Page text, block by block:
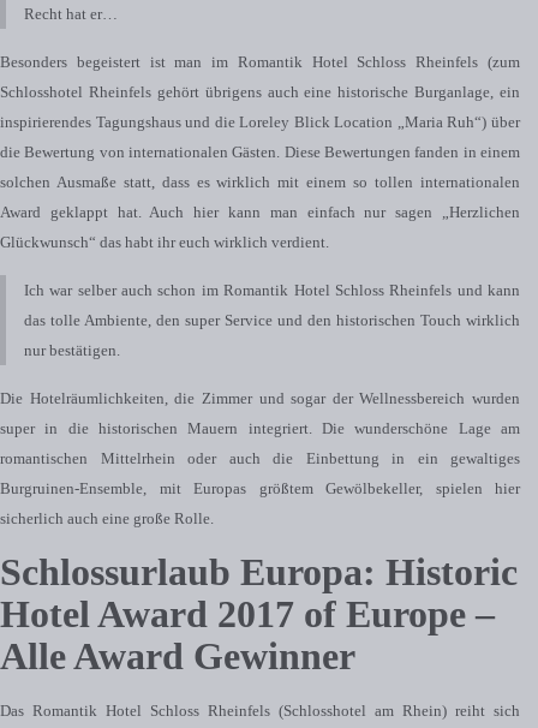
Recht hat er…
Besonders begeistert ist man im Romantik Hotel Schloss Rheinfels (zum
Schlosshotel Rheinfels gehört übrigens auch eine historische Burganlage, ein
inspirierendes Tagungshaus und die Loreley Blick Location „Maria Ruh“) über
die Bewertung von internationalen Gästen. Diese Bewertungen fanden in einem
solchen Ausmaße statt, dass es wirklich mit einem so tollen internationalen
Award geklappt hat. Auch hier kann man einfach nur sagen „Herzlichen
Glückwunsch“ das habt ihr euch wirklich verdient.
Ich war selber auch schon im Romantik Hotel Schloss Rheinfels und kann
das tolle Ambiente, den super Service und den historischen Touch wirklich
nur bestätigen.
Die Hotelräumlichkeiten, die Zimmer und sogar der Wellnessbereich wurden
super in die historischen Mauern integriert. Die wunderschöne Lage am
romantischen Mittelrhein oder auch die Einbettung in ein gewaltiges
Burgruinen-Ensemble, mit Europas größtem Gewölbekeller, spielen hier
sicherlich auch eine große Rolle.
Schlossurlaub Europa: Historic
Hotel Award 2017 of Europe –
Alle Award Gewinner
Das Romantik Hotel Schloss Rheinfels (Schlosshotel am Rhein) reiht sich